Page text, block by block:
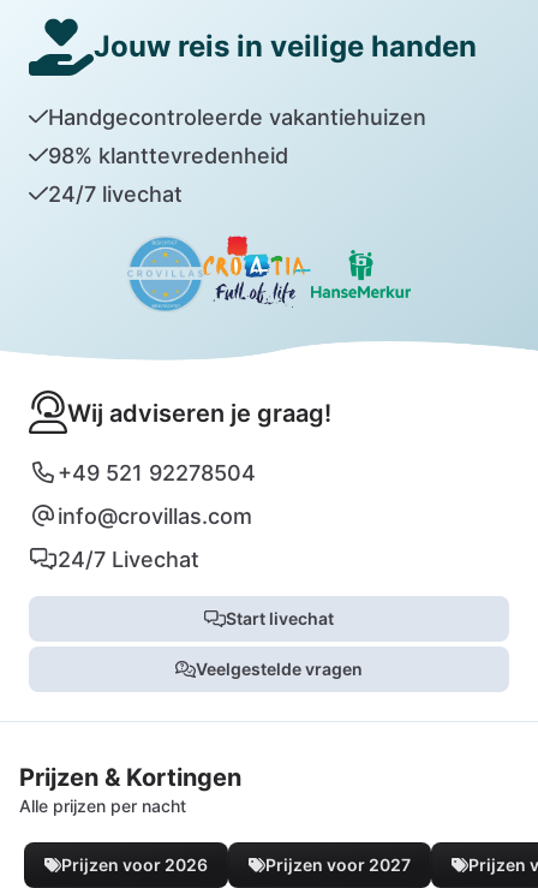
Jouw reis in veilige handen
Handgecontroleerde vakantiehuizen
98% klanttevredenheid
24/7 livechat
Wij adviseren je graag!
+49 521 92278504
info@crovillas.com
24/7 Livechat
Start livechat
Veelgestelde vragen
Prijzen & Kortingen
Alle prijzen per nacht
Prijzen voor 2026 Prijzen voor 2027 Prijzen